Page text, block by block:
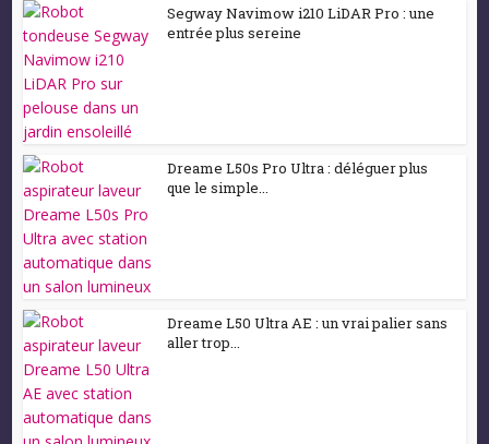
Segway Navimow i210 LiDAR Pro : une
entrée plus sereine
Dreame L50s Pro Ultra : déléguer plus
que le simple...
Dreame L50 Ultra AE : un vrai palier sans
aller trop...